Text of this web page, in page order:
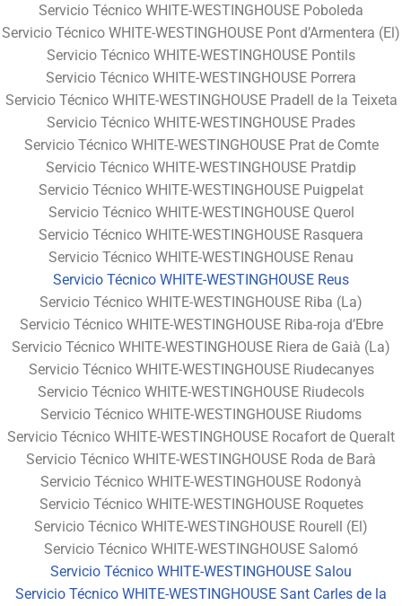
Servicio Técnico WHITE-WESTINGHOUSE Poboleda
Servicio Técnico WHITE-WESTINGHOUSE Pont d’Armentera (El)
Servicio Técnico WHITE-WESTINGHOUSE Pontils
Servicio Técnico WHITE-WESTINGHOUSE Porrera
Servicio Técnico WHITE-WESTINGHOUSE Pradell de la Teixeta
Servicio Técnico WHITE-WESTINGHOUSE Prades
Servicio Técnico WHITE-WESTINGHOUSE Prat de Comte
Servicio Técnico WHITE-WESTINGHOUSE Pratdip
Servicio Técnico WHITE-WESTINGHOUSE Puigpelat
Servicio Técnico WHITE-WESTINGHOUSE Querol
Servicio Técnico WHITE-WESTINGHOUSE Rasquera
Servicio Técnico WHITE-WESTINGHOUSE Renau
Servicio Técnico WHITE-WESTINGHOUSE Reus
Servicio Técnico WHITE-WESTINGHOUSE Riba (La)
Servicio Técnico WHITE-WESTINGHOUSE Riba-roja d’Ebre
Servicio Técnico WHITE-WESTINGHOUSE Riera de Gaià (La)
Servicio Técnico WHITE-WESTINGHOUSE Riudecanyes
Servicio Técnico WHITE-WESTINGHOUSE Riudecols
Servicio Técnico WHITE-WESTINGHOUSE Riudoms
Servicio Técnico WHITE-WESTINGHOUSE Rocafort de Queralt
Servicio Técnico WHITE-WESTINGHOUSE Roda de Barà
Servicio Técnico WHITE-WESTINGHOUSE Rodonyà
Servicio Técnico WHITE-WESTINGHOUSE Roquetes
Servicio Técnico WHITE-WESTINGHOUSE Rourell (El)
Servicio Técnico WHITE-WESTINGHOUSE Salomó
Servicio Técnico WHITE-WESTINGHOUSE Salou
Servicio Técnico WHITE-WESTINGHOUSE Sant Carles de la